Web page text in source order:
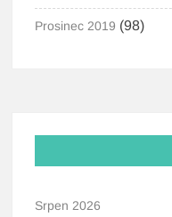
Prosinec 2019 (98)
Srpen 2026